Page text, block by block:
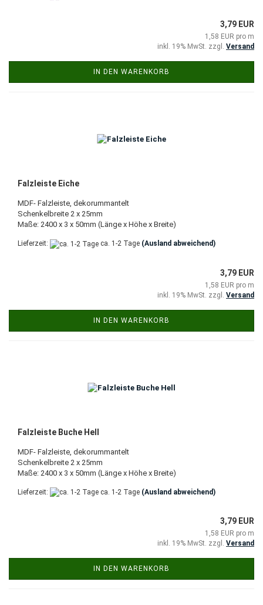
3,79 EUR
1,58 EUR pro m
inkl. 19% MwSt. zzgl. Versand
IN DEN WARENKORB
Falzleiste Eiche
MDF- Falzleiste, dekorummantelt
Schenkelbreite 2 x 25mm
Maße: 2400 x 3 x 50mm (Länge x Höhe x Breite)
Lieferzeit: ca. 1-2 Tage (Ausland abweichend)
3,79 EUR
1,58 EUR pro m
inkl. 19% MwSt. zzgl. Versand
IN DEN WARENKORB
Falzleiste Buche Hell
MDF- Falzleiste, dekorummantelt
Schenkelbreite 2 x 25mm
Maße: 2400 x 3 x 50mm (Länge x Höhe x Breite)
Lieferzeit: ca. 1-2 Tage (Ausland abweichend)
3,79 EUR
1,58 EUR pro m
inkl. 19% MwSt. zzgl. Versand
IN DEN WARENKORB